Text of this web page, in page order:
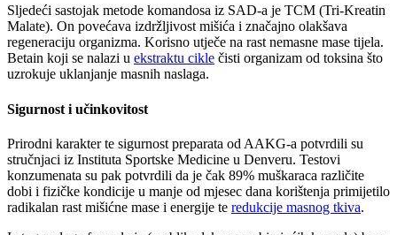
Sljedeći sastojak metode komandosa iz SAD-a je TCM (Tri-Kreatin
Malate). On povećava izdržljivost mišića i značajno olakšava
regeneraciju organizma. Korisno utječe na rast nemasne mase tijela.
Betain koji se nalazi u ekstraktu cikle čisti organizam od toksina što
uzrokuje uklanjanje masnih naslaga.
Sigurnost i učinkovitost
Prirodni karakter te sigurnost preparata od AAKG-a potvrdili su
stručnjaci iz Instituta Sportske Medicine u Denveru. Testovi
konzumenata su pak potvrdili da je čak 89% muškaraca različite
dobi i fizičke kondicije u manje od mjesec dana korištenja primijetilo
radikalan rast mišićne mase i energije te redukcije masnog tkiva.